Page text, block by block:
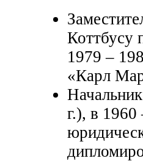
Коттбусу
1979 –
«Карл
г.), в